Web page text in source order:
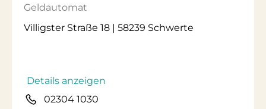
Geldautomat
Villigster Straße 18 | 58239 Schwerte
Details anzeigen
02304 1030